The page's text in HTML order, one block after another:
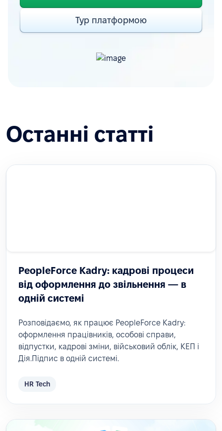
Тур платформою
Останні статті
PeopleForce Kadry: кадрові процеси
від оформлення до звільнення — в
одній системі
Розповідаємо, як працює PeopleForce Kadry:
оформлення працівників, особові справи,
відпустки, кадрові зміни, військовий облік, КЕП і
Дія.Підпис в одній системі.
HR Tech